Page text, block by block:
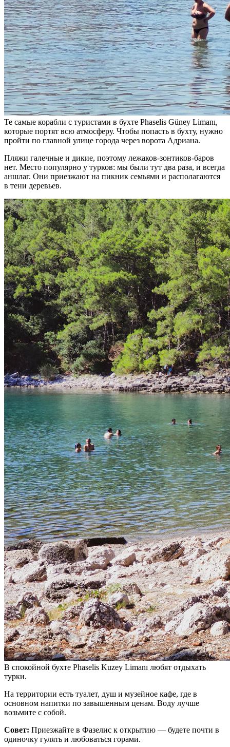
Те самые корабли с туристами в бухте Phaselis Güney Limanı,
которые портят всю атмосферу. Чтобы попасть в бухту, нужно
пройти по главной улице города через ворота Адриана.
Пляжи галечные и дикие, поэтому лежаков-зонтиков-баров
нет. Место популярно у турков: мы были тут два раза, и всегда
аншлаг. Они приезжают на пикник семьями и располагаются
в тени деревьев.
В спокойной бухте Phaselis Kuzey Limanı любят отдыхать
турки.
На территории есть туалет, душ и музейное кафе, где в
основном напитки по завышенным ценам. Воду лучше
возьмите с собой.
Совет: Приезжайте в Фазелис к открытию — будете почти в
одиночку гулять и любоваться горами.